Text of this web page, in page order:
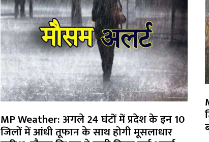
MP Weather: अगले 24 घंटों में प्रदेश के इन 10
जिलों में आंधी तूफान के साथ होगी मूसलाधार